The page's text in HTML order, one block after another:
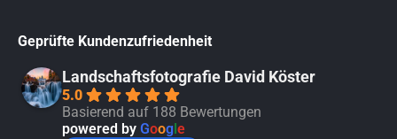
Geprüfte Kundenzufriedenheit
Landschaftsfotografie David Köster
5.0
Basierend auf 188 Bewertungen
powered by Google